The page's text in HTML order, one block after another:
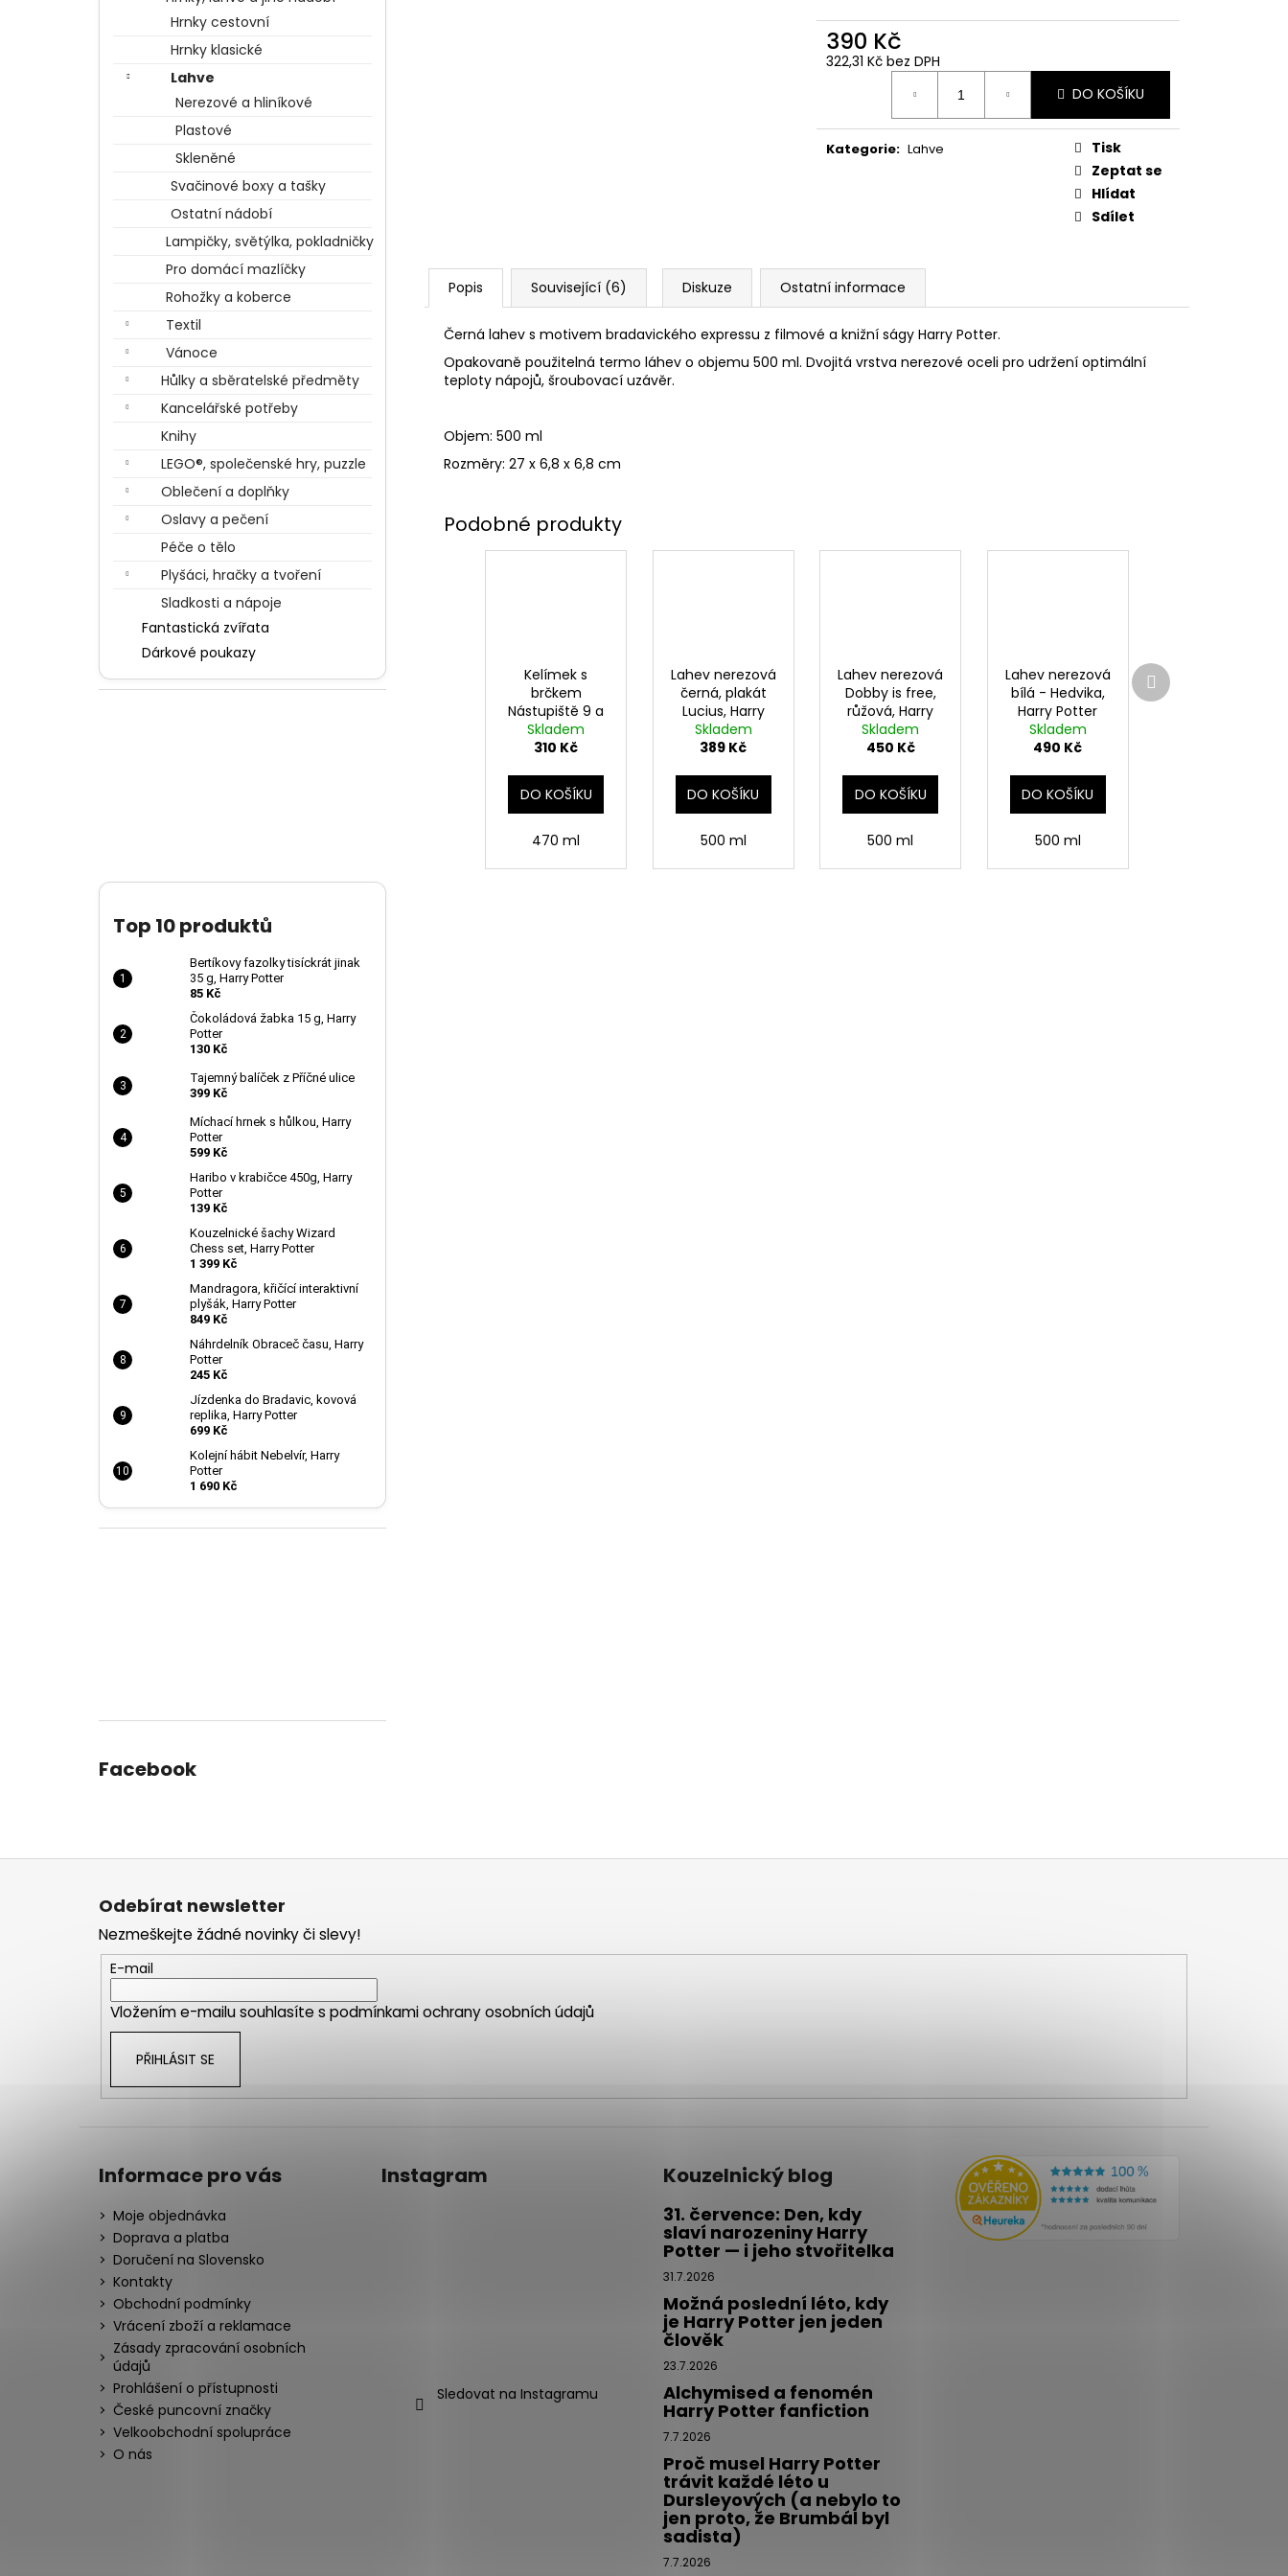
Hrnky cestovní
Hrnky klasické
Lahve
Nerezové a hliníkové
Plastové
Skleněné
Svačinové boxy a tašky
Ostatní nádobí
Lampičky, světýlka, pokladničky
Pro domácí mazlíčky
Rohožky a koberce
Textil
Vánoce
Hůlky a sběratelské předměty
Kancelářské potřeby
Knihy
LEGO®, společenské hry, puzzle
Oblečení a doplňky
Oslavy a pečení
Péče o tělo
Plyšáci, hračky a tvoření
Sladkosti a nápoje
Fantastická zvířata
Dárkové poukazy
Top 10 produktů
Bertíkovy fazolky tisíckrát jinak
35 g, Harry Potter
85 Kč
Čokoládová žabka 15 g, Harry
Potter
130 Kč
Tajemný balíček z Příčné ulice
399 Kč
Míchací hrnek s hůlkou, Harry
Potter
599 Kč
Haribo v krabičce 450g, Harry
Potter
139 Kč
Kouzelnické šachy Wizard
Chess set, Harry Potter
1 399 Kč
Mandragora, křičící interaktivní
plyšák, Harry Potter
849 Kč
Náhrdelník Obraceč času, Harry
Potter
245 Kč
Jízdenka do Bradavic, kovová
replika, Harry Potter
699 Kč
Kolejní hábit Nebelvír, Harry
Potter
1 690 Kč
Facebook
390 Kč
322,31 Kč bez DPH
DO KOŠÍKU
Kategorie: Lahve
Tisk
Zeptat se
Hlídat
Sdílet
Popis Související (6) Diskuze Ostatní informace
Černá lahev s motivem bradavického expressu z filmové a knižní ságy Harry Potter.
Opakovaně použitelná termo láhev o objemu 500 ml. Dvojitá vrstva nerezové oceli pro udržení optimální
teploty nápojů, šroubovací uzávěr.
Objem: 500 ml
Rozměry: 27 x 6,8 x 6,8 cm
Kelímek s
brčkem
Nástupiště 9 a
3/4, Harry
Potter
Skladem
310 Kč
DO KOŠÍKU
470 ml
Lahev nerezová
černá, plakát
Lucius, Harry
Potter
Skladem
389 Kč
DO KOŠÍKU
500 ml
Lahev nerezová
Dobby is free,
růžová, Harry
Potter
Skladem
450 Kč
DO KOŠÍKU
500 ml
Lahev nerezová
bílá - Hedvika,
Harry Potter
Skladem
490 Kč
DO KOŠÍKU
500 ml
Další
produkt
BERTÍKOVY FAZOLKY TISÍCKRÁT JINAK
35 G, HARRY POTTER
499 Kč
Odebírat newsletter
Nezmeškejte žádné novinky či slevy!
E-mail
Vložením e-mailu souhlasíte s podmínkami ochrany osobních údajů
PŘIHLÁSIT SE
Informace pro vás
Moje objednávka
Doprava a platba
Doručení na Slovensko
Kontakty
Obchodní podmínky
Vrácení zboží a reklamace
Zásady zpracování osobních
údajů
Prohlášení o přístupnosti
České puncovní značky
Velkoobchodní spolupráce
O nás
Instagram
Sledovat na Instagramu
Kouzelnický blog
31. července: Den, kdy
slaví narozeniny Harry
Potter — i jeho stvořitelka
31.7.2026
Možná poslední léto, kdy
je Harry Potter jen jeden
člověk
23.7.2026
Alchymised a fenomén
Harry Potter fanfiction
7.7.2026
Proč musel Harry Potter
trávit každé léto u
Dursleyových (a nebylo to
jen proto, že Brumbál byl
sadista)
7.7.2026